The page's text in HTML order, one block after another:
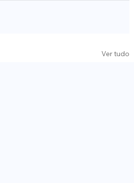
Ver tudo